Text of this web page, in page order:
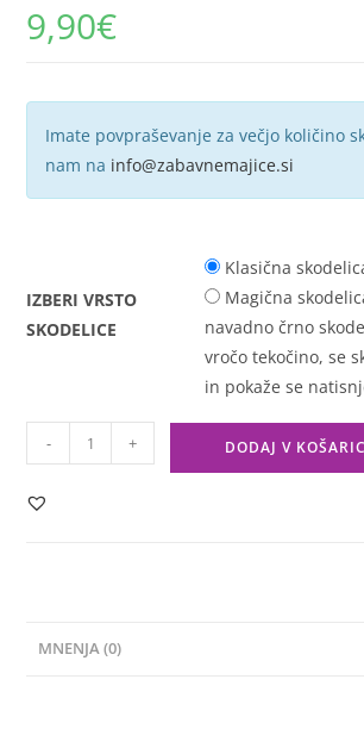
9,90€
Imate povpraševanje za večjo količino
nam na info@zabavnemajice.si
IZBERI VRSTO
SKODELICE
Klasična
Magična
navadno črno
vročo tekočino, se
in pokaže se
- + DODAJ V
MNENJA (0)